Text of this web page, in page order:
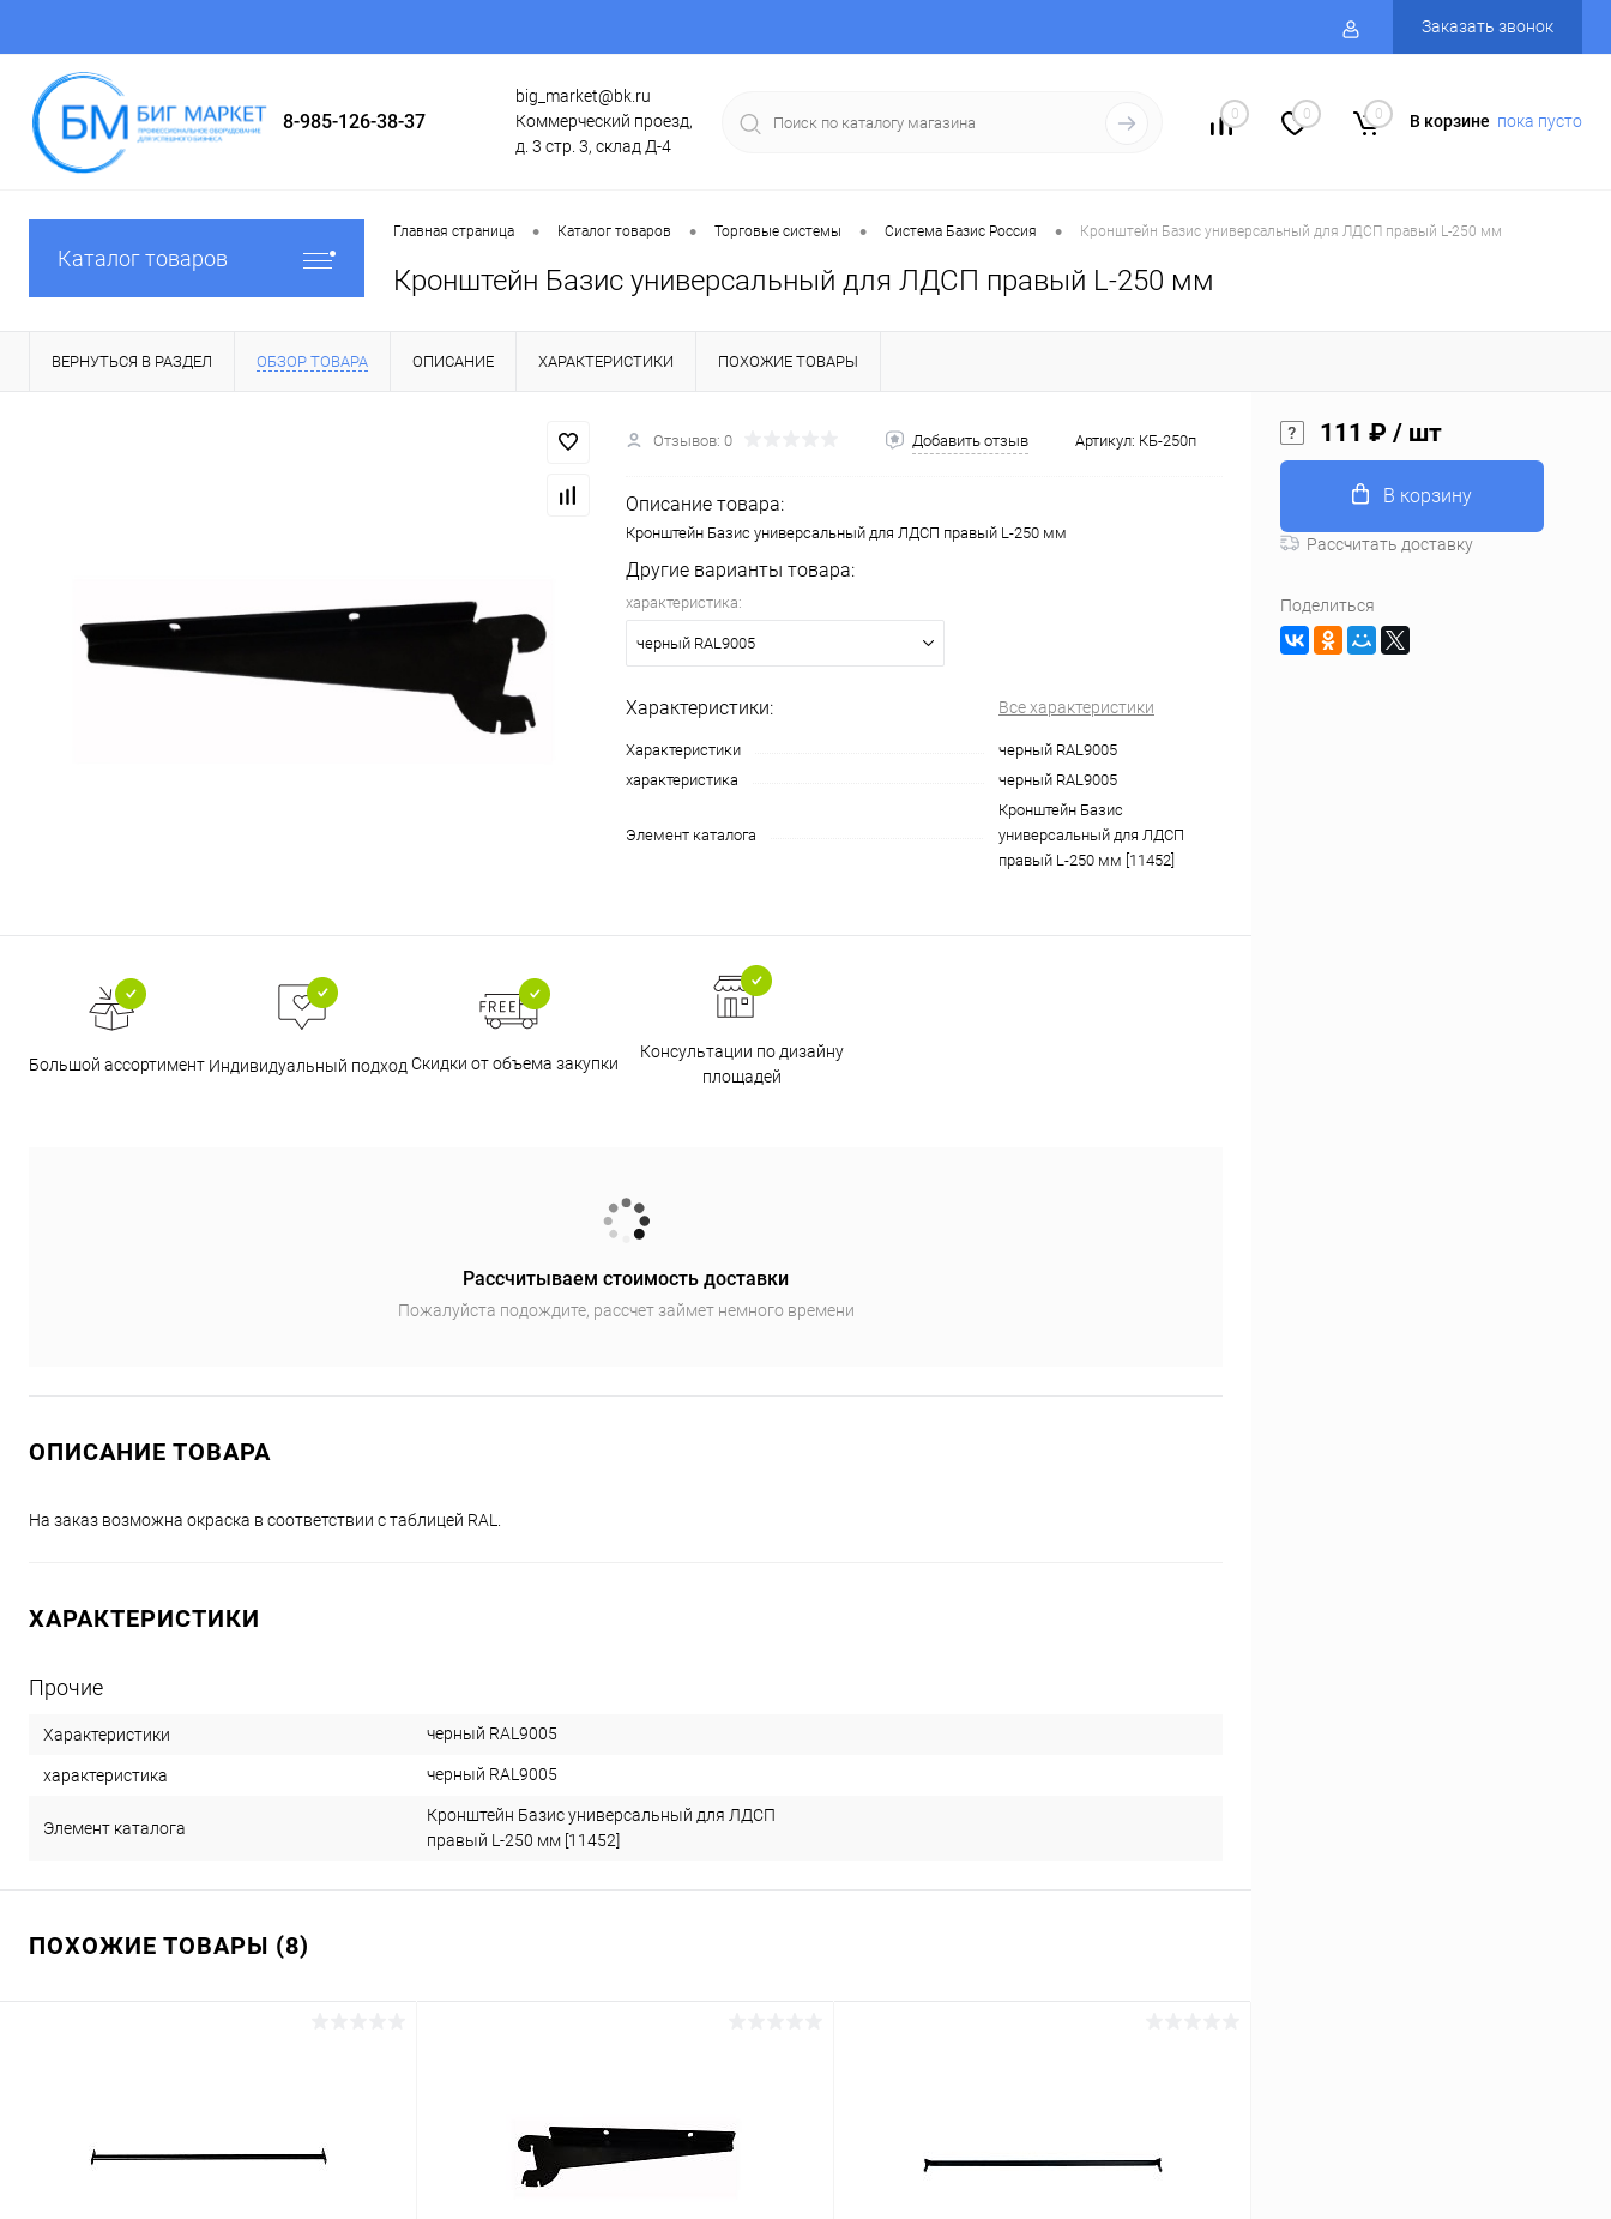
Заказать звонок
8-985-126-38-37
big_market@bk.ru
Коммерческий проезд,
д. 3 стр. 3, склад Д-4
0 0 0 В корзине пока пусто
Каталог товаров
Главная страница • Каталог товаров • Торговые системы • Система Базис Россия • Кронштейн Базис универсальный для ЛДСП правый L-250 мм
Кронштейн Базис универсальный для ЛДСП правый L-250 мм
ВЕРНУТЬСЯ В РАЗДЕЛ ОБЗОР ТОВАРА ОПИСАНИЕ ХАРАКТЕРИСТИКИ ПОХОЖИЕ ТОВАРЫ
Отзывов: 0 Добавить отзыв Артикул: КБ-250п
Описание товара:
Кронштейн Базис универсальный для ЛДСП правый L-250 мм
Другие варианты товара:
характеристика:
черный RAL9005
Характеристики: Все характеристики
Характеристики
черный RAL9005
характеристика
черный RAL9005
Элемент каталога
Кронштейн Базис
универсальный для ЛДСП
правый L-250 мм [11452]
Большой ассортимент Индивидуальный подход Скидки от объема закупки
Консультации по дизайну
площадей
Рассчитываем стоимость доставки
Пожалуйста подождите, рассчет займет немного времени
ОПИСАНИЕ ТОВАРА
На заказ возможна окраска в соответствии с таблицей RAL.
ХАРАКТЕРИСТИКИ
Прочие
Характеристики черный RAL9005
характеристика черный RAL9005
Элемент каталога
Кронштейн Базис универсальный для ЛДСП
правый L-250 мм [11452]
ПОХОЖИЕ ТОВАРЫ (8)
111 ₽ / шт
В корзину
Рассчитать доставку
Поделиться